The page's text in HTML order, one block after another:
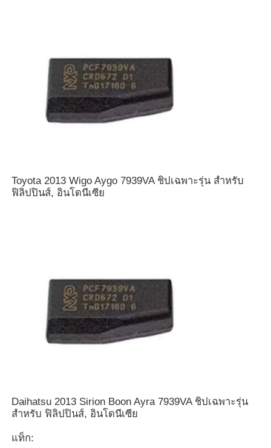
ทัวร์โรงงาน
ควบคุมคุณภาพ
ข่าว
เปลือกกุญแจรถ
ใบมีดกุญแจรถ
โปรแกรมเมอร์กุญแจรถ
Toyota 2013 Wigo Aygo 7939VA ชิปเฉพาะรุ่น สำหรับ
ฟิลิปปินส์, อินโดนีเซีย
Daihatsu 2013 Sirion Boon Ayra 7939VA ชิปเฉพาะรุ่น
สำหรับ ฟิลิปปินส์, อินโดนีเซีย
แท็ก: